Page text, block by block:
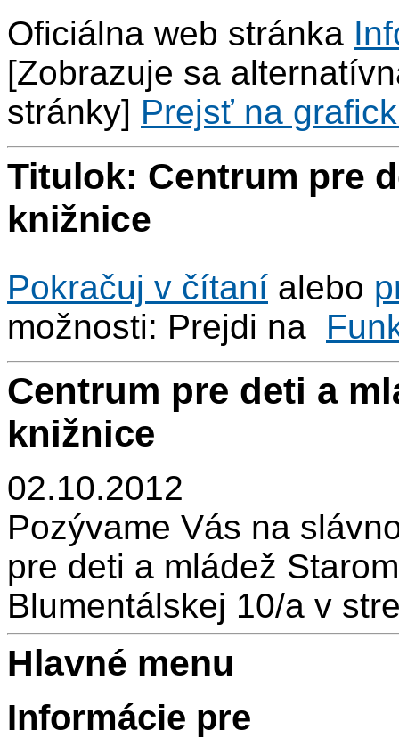
Oficiálna web stránka
[Zobrazuje sa
stránky] Prejsť na
Titulok: Centrum pre
knižnice
Pokračuj v čítaní alebo
možnosti: Prejdi na
Centrum pre deti a
knižnice
02.10.2012
Pozývame Vás na
pre deti a mládež
Blumentálskej 10/a v
Hlavné menu
Informácie pre